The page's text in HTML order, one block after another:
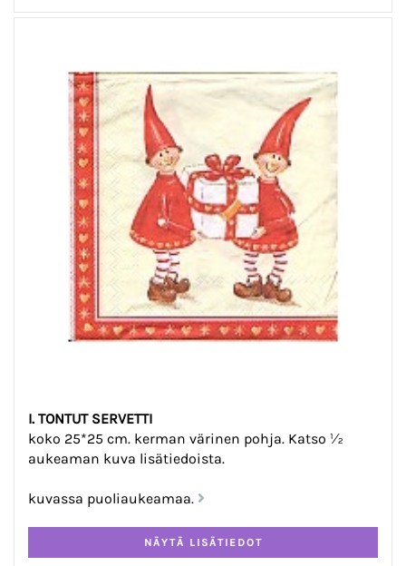
I. TONTUT SERVETTI
koko 25*25 cm. kerman värinen pohja. Katso ½
aukeaman kuva lisätiedoista.
kuvassa puoliaukeamaa.